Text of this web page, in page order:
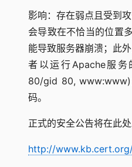
影响：存在弱点且受到
会导致在不恰当的位置
能导致服务器崩溃；此
者以运行Apache服
80/gid 80,
码。
正式的安全公告将在此处
http://